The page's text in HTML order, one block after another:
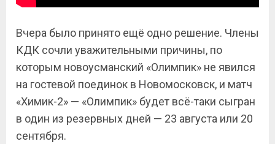
Вчера было принято ещё одно решение. Члены
КДК сочли уважительными причины, по
которым новоусманский «Олимпик» не явился
на гостевой поединок в Новомосковск, и матч
«Химик-2» — «Олимпик» будет всё-таки сыгран
в один из резервных дней — 23 августа или 20
сентября.